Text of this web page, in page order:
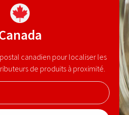
canadien pour localiser les
de produits à proximité.